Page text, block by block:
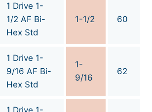
1 Drive 1-
1/2 AF Bi-
Hex Std
1-1/2 60
1 Drive 1-
9/16 AF Bi-
Hex Std
1-
9/16
62
1 Drive 1-